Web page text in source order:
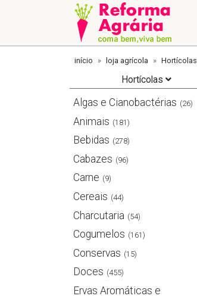
início loja agrícola Hortícolas
Hortícolas
Algas e Cianobactérias (26)
Animais (181)
Bebidas (278)
Cabazes (96)
Carne (9)
Cereais (44)
Charcutaria (54)
Cogumelos (161)
Conservas (15)
Doces (455)
Ervas Aromáticas e